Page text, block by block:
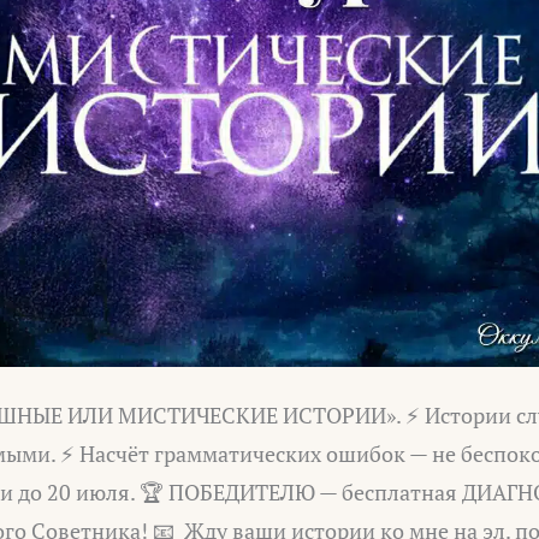
ИЛИ МИСТИЧЕСКИЕ ИСТОРИИ». ⚡ Истории
⚡ Насчёт грамматических ошибок — не
до 20 июля. 🏆 ПОБЕДИТЕЛЮ — бесплатная
Советника! 📧 Жду ваши истории ко мне на эл.